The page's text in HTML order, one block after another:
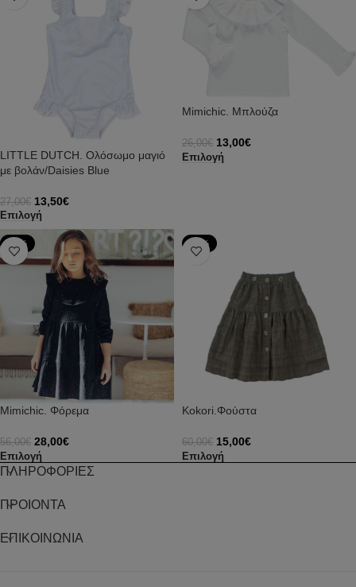
LITTLE DUTCH. Ολόσωμο μαγιό
με βολάν/Daisies Blue
27,00€ 13,50€
Επιλογή
Mimichic. Μπλούζα
26,00€ 13,00€
Επιλογή
-50%
Mimichic. Φόρεμα
56,00€ 28,00€
Επιλογή
-75%
Kokori.Φούστα
60,00€ 15,00€
Επιλογή
ΠΛΗΡΟΦΟΡΙΕΣ
ΠΡΟΙΟΝΤΑ
ΕΠΙΚΟΙΝΩΝΙΑ